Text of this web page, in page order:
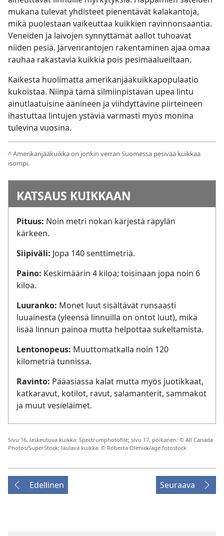
mukana tulevat yhdisteet pienentävät kalakantoja,
mikä puolestaan vaikeuttaa kuikkien ravinnonsaantia.
Veneiden ja laivojen synnyttämät aallot tuhoavat
niiden pesiä. Järvenrantojen rakentaminen ajaa omaa
rauhaa rakastavia kuikkia pois pesimäalueiltaan.
Kaikesta huolimatta amerikanjääkuikkapopulaatio
kukoistaa. Niinpä tämä silmiinpistävän upea lintu
ainutlaatuisine äänineen ja viihdyttävine piirteineen
ihastuttaa lintujen ystäviä varmasti myös monina
tulevina vuosina.
^Amerikanjääkuikka on jonkin verran Suomessa pesivää kuikkaa
isompi.
KATSAUS KUIKKAAN
Pituus: Noin metri nokan kärjestä räpylän
kärkeen.
Siipiväli: Jopa 140 senttimetriä.
Paino: Keskimäärin 4 kiloa; toisinaan jopa noin 6
kiloa.
Luuranko: Monet luut sisältävät runsaasti
luuainesta (yleensä linnuilla on ontot luut), mikä
lisää linnun painoa mutta helpottaa sukeltamista.
Lentonopeus: Muuttomatkalla noin 120
kilometriä tunnissa.
Ravinto: Pääasiassa kalat mutta myös juotikkaat,
katkaravut, kotilot, ravut, salamanterit, sammakot
ja muut vesieläimet.
Sivu 16, laskeutuva kuikka: Spectrumphotofile; sivu 17, poikanen: © All Canada
Photos/SuperStock; laulava kuikka: © Roberta Olenick/age fotostock
Edellinen Seuraava